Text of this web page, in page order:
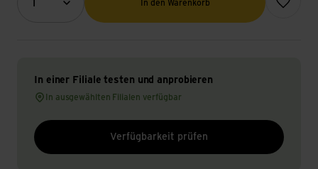
1
In den Warenkorb
In einer Filiale testen und anprobieren
In ausgewählten Filialen verfügbar
Verfügbarkeit prüfen